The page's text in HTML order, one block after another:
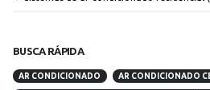
BUSCA RÁPIDA
AR CONDICIONADO AR CONDICIONADO